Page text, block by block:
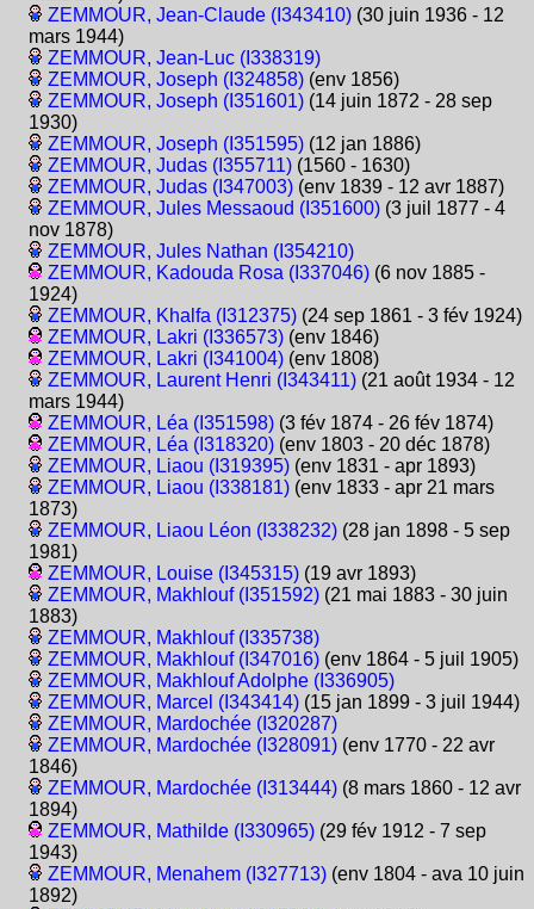
ZEMMOUR, Jean-Claude (I343410) (30 juin 1936 - 12
mars 1944)
ZEMMOUR, Jean-Luc (I338319)
ZEMMOUR, Joseph (I324858) (env 1856)
ZEMMOUR, Joseph (I351601) (14 juin 1872 - 28 sep
1930)
ZEMMOUR, Joseph (I351595) (12 jan 1886)
ZEMMOUR, Judas (I355711) (1560 - 1630)
ZEMMOUR, Judas (I347003) (env 1839 - 12 avr 1887)
ZEMMOUR, Jules Messaoud (I351600) (3 juil 1877 - 4
nov 1878)
ZEMMOUR, Jules Nathan (I354210)
ZEMMOUR, Kadouda Rosa (I337046) (6 nov 1885 -
1924)
ZEMMOUR, Khalfa (I312375) (24 sep 1861 - 3 fév 1924)
ZEMMOUR, Lakri (I336573) (env 1846)
ZEMMOUR, Lakri (I341004) (env 1808)
ZEMMOUR, Laurent Henri (I343411) (21 août 1934 - 12
mars 1944)
ZEMMOUR, Léa (I351598) (3 fév 1874 - 26 fév 1874)
ZEMMOUR, Léa (I318320) (env 1803 - 20 déc 1878)
ZEMMOUR, Liaou (I319395) (env 1831 - apr 1893)
ZEMMOUR, Liaou (I338181) (env 1833 - apr 21 mars
1873)
ZEMMOUR, Liaou Léon (I338232) (28 jan 1898 - 5 sep
1981)
ZEMMOUR, Louise (I345315) (19 avr 1893)
ZEMMOUR, Makhlouf (I351592) (21 mai 1883 - 30 juin
1883)
ZEMMOUR, Makhlouf (I335738)
ZEMMOUR, Makhlouf (I347016) (env 1864 - 5 juil 1905)
ZEMMOUR, Makhlouf Adolphe (I336905)
ZEMMOUR, Marcel (I343414) (15 jan 1899 - 3 juil 1944)
ZEMMOUR, Mardochée (I320287)
ZEMMOUR, Mardochée (I328091) (env 1770 - 22 avr
1846)
ZEMMOUR, Mardochée (I313444) (8 mars 1860 - 12 avr
1894)
ZEMMOUR, Mathilde (I330965) (29 fév 1912 - 7 sep
1943)
ZEMMOUR, Menahem (I327713) (env 1804 - ava 10 juin
1892)